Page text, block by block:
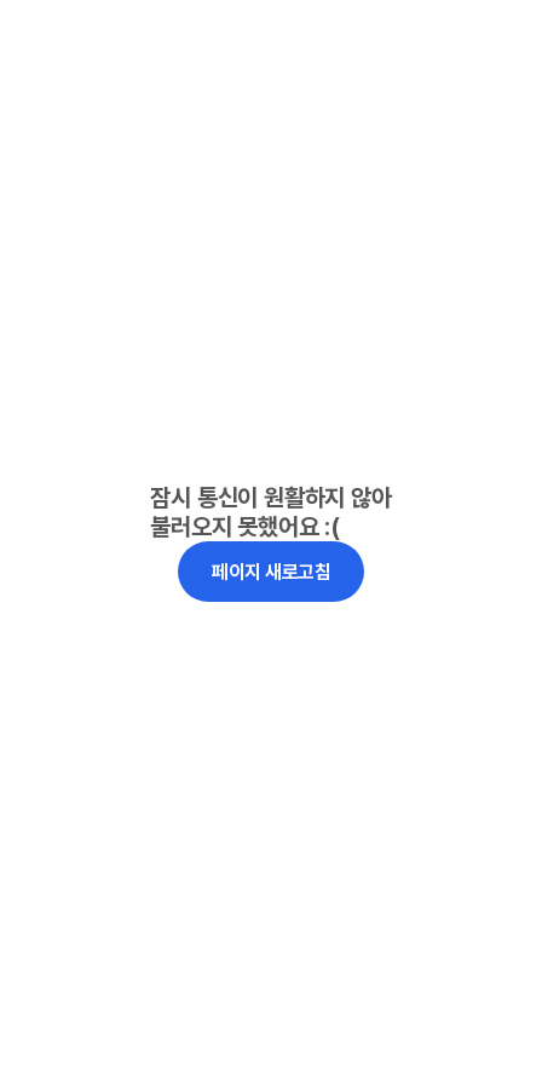
잠시 통신이 원활하지 않아
불러오지 못했어요 :(
페이지 새로고침